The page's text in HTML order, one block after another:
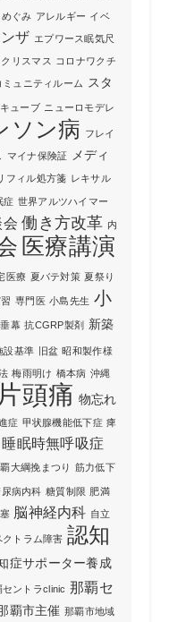
ぐみ アレルギー イベ
ザ エプワース眠気尺
クリスマス コロナワクチ
ミュニティルーム スタ
ューブ ニューロモデレ
ソン病 フレイ
マイナ保険証 メディ
フィル処方箋 レキサル
症 世界アルツハイマー
会 働き方改革 内
医療講演
医療 夏バテ対策 夏祭り
専門医 小島先生 小
幕 抗CGRP製剤
新築
設基準 旧盆 昭和製作様
梅雨明け 橋本病 沖縄
片頭痛 物忘れ
症 甲状腺機能低下症 痺
睡眠時無呼吸症
大綱挽まつり 筋力低下
病内科 糖質制限 肥満
脳神経内科 自立
トラム障害 認知
症サポーター養成
セントラclinic 那覇セ
覇市主催 那覇市地域